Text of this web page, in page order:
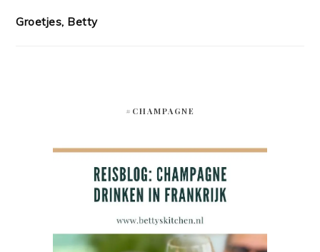
Groetjes, Betty
#CHAMPAGNE